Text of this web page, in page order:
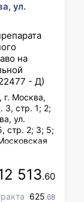
ул.
на
- Д)
г. Москва,
3, стр. 1; 2;
ул.
стр. 2; 3; 5;
15, 1
– пом.
513.60
625.68